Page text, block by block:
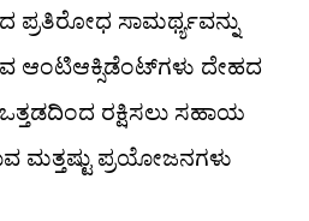
ಪ್ರತಿರೋಧ ಸಾಮರ್ಥ್ಯವನ್ನು
ಆಂಟಿಆಕ್ಸಿಡೆಂಟ್‌ಗಳು ದೇಹದ
ರಕ್ಷಿಸಲು ಸಹಾಯ
ಮತ್ತಷ್ಟು ಪ್ರಯೋಜನಗಳು